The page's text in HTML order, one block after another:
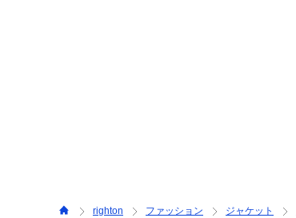
righton ファッション ジャケット